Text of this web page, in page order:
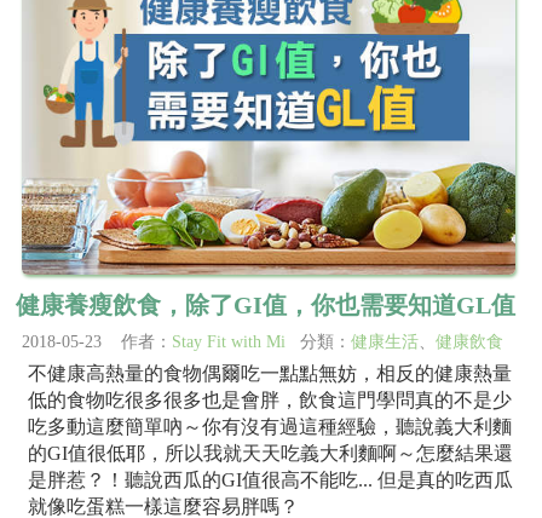
健康養瘦飲食，除了GI值，你也需要知道GL值
2018-05-23 作者： Stay Fit with Mi 分類： 健康生活 健康飲食
不健康高熱量的食物偶爾吃一點點無妨，相反的健康熱量
低的食物吃很多很多也是會胖，飲食這門學問真的不是少
吃多動這麼簡單吶～你有沒有過這種經驗，聽說義大利麵
的GI值很低耶，所以我就天天吃義大利麵啊～怎麼結果還
是胖惹？！聽說西瓜的GI值很高不能吃... 但是真的吃西瓜
就像吃蛋糕一樣這麼容易胖嗎？